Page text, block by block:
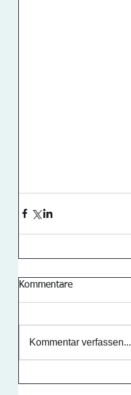
Kommentare
Kommentar verfassen...